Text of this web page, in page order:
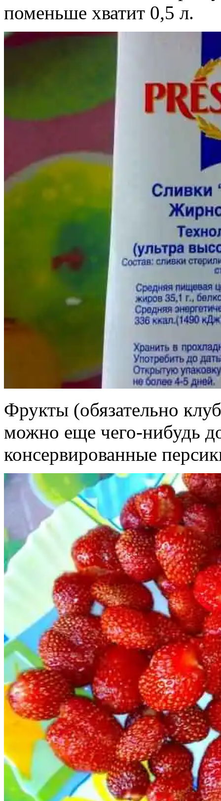
поменьше хватит 0,5 л.
Фрукты (обязательно
можно еще чего-нибудь
консервированные